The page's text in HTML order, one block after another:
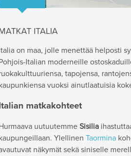
ITALIA
on maa, jolle menettää helposti
Italian moderneille
tapojensa,
vuoksi ainutlaatuisia
matkakohteet
uutuutemme Sisilia
Ylellinen Taormina
näkymät sekä siniselle